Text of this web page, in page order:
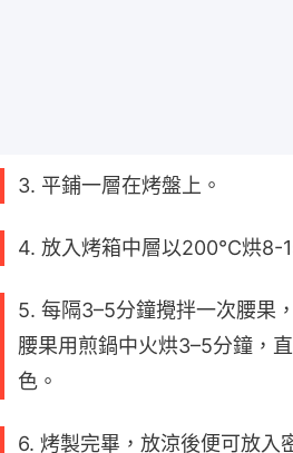
3. 平鋪一層在烤盤上。
4. 放入烤箱中層以200°C烘8-
5. 每隔3–5分鐘攪拌一次腰果
腰果用煎鍋中火烘3–5分鐘，
色。
6. 烤製完畢，放涼後便可放入